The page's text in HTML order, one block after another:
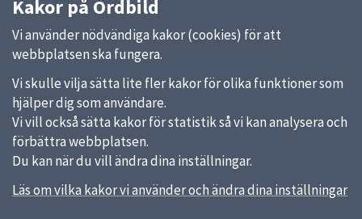
Kakor på Ordbild
Vi använder nödvändiga kakor (cookies) för att
webbplatsen ska fungera.
Vi skulle vilja sätta lite fler kakor för olika funktioner som
hjälper dig som användare.
Vi vill också sätta kakor för statistik så vi kan analysera och
förbättra webbplatsen.
Du kan när du vill ändra dina inställningar.
Läs om vilka kakor vi använder och ändra dina inställningar